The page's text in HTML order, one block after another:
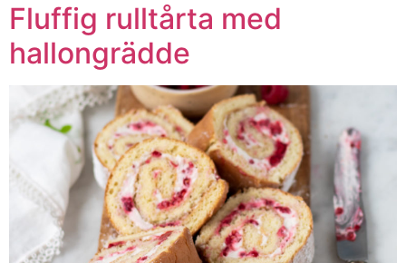
Fluffig rulltårta med
hallongrädde